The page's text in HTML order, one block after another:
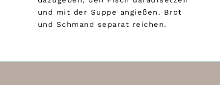
und mit der Suppe angießen. Brot
und Schmand separat reichen.